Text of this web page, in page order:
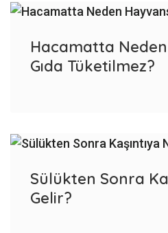
Hacamatta
Gıda Tüketilmez?
Sülükten Sonra
Gelir?